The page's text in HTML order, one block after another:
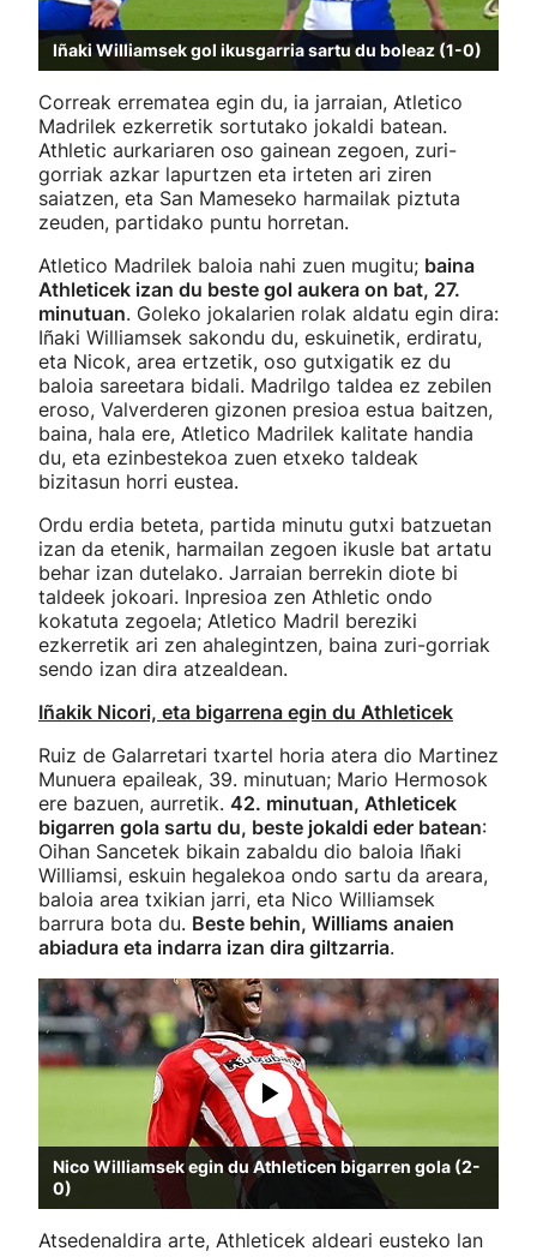
Iñaki Williamsek gol ikusgarria sartu du boleaz (1-0)
Correak errematea egin du, ia jarraian, Atletico
Madrilek ezkerretik sortutako jokaldi batean.
Athletic aurkariaren oso gainean zegoen, zuri-
gorriak azkar lapurtzen eta irteten ari ziren
saiatzen, eta San Mameseko harmailak piztuta
zeuden, partidako puntu horretan.
Atletico Madrilek baloia nahi zuen mugitu; baina
Athleticek izan du beste gol aukera on bat, 27.
minutuan. Goleko jokalarien rolak aldatu egin dira:
Iñaki Williamsek sakondu du, eskuinetik, erdiratu,
eta Nicok, area ertzetik, oso gutxigatik ez du
baloia sareetara bidali. Madrilgo taldea ez zebilen
eroso, Valverderen gizonen presioa estua baitzen,
baina, hala ere, Atletico Madrilek kalitate handia
du, eta ezinbestekoa zuen etxeko taldeak
bizitasun horri eustea.
Ordu erdia beteta, partida minutu gutxi batzuetan
izan da etenik, harmailan zegoen ikusle bat artatu
behar izan dutelako. Jarraian berrekin diote bi
taldeek jokoari. Inpresioa zen Athletic ondo
kokatuta zegoela; Atletico Madril bereziki
ezkerretik ari zen ahalegintzen, baina zuri-gorriak
sendo izan dira atzealdean.
Iñakik Nicori, eta bigarrena egin du Athleticek
Ruiz de Galarretari txartel horia atera dio Martinez
Munuera epaileak, 39. minutuan; Mario Hermosok
ere bazuen, aurretik. 42. minutuan, Athleticek
bigarren gola sartu du, beste jokaldi eder batean:
Oihan Sancetek bikain zabaldu dio baloia Iñaki
Williamsi, eskuin hegalekoa ondo sartu da areara,
baloia area txikian jarri, eta Nico Williamsek
barrura bota du. Beste behin, Williams anaien
abiadura eta indarra izan dira giltzarria.
Nico Williamsek egin du Athleticen bigarren gola (2-
0)
Atsedenaldira arte, Athleticek aldeari eusteko lan